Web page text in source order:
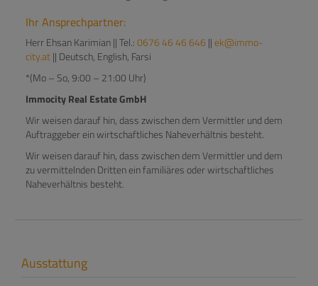
Ihr Ansprechpartner:
Herr Ehsan Karimian || Tel.:0676 46 46 646 ||ek@immo-
city.at|| Deutsch, English, Farsi
*(Mo – So, 9:00 – 21:00 Uhr)
Immocity Real Estate GmbH
Wir weisen darauf hin, dass zwischen dem Vermittler und dem
Auftraggeber ein wirtschaftliches Naheverhältnis besteht.
Wir weisen darauf hin, dass zwischen dem Vermittler und dem
zu vermittelnden Dritten ein familiäres oder wirtschaftliches
Naheverhältnis besteht.
Ausstattung